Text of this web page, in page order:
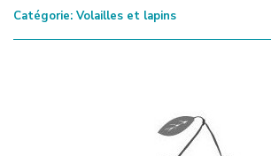
Catégorie: Volailles et lapins